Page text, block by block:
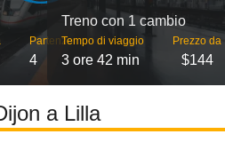
Partenze
4
Treno con 1 cambio
Tempo di viaggio
3 ore 42 min
Prezzo da
$144
a Lilla